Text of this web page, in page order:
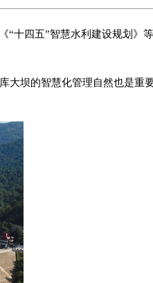
“十四五”智慧水利建设规划》
大坝的智慧化管理自然也是重